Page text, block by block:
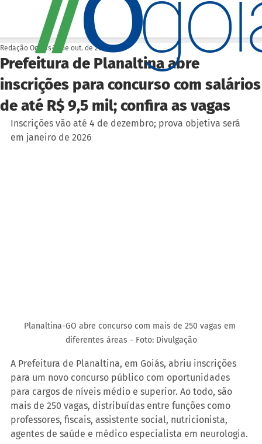
Prefeitura de Planaltina abre
inscrições para concurso com salários
de até R$ 9,5 mil; confira as vagas
Redação Ogoiás 27 de out. de 2025
Inscrições vão até 4 de dezembro; prova objetiva será
em janeiro de 2026
Planaltina-GO abre concurso com mais de 250 vagas em
diferentes áreas - Foto: Divulgação
A Prefeitura de Planaltina, em Goiás, abriu inscrições
para um novo concurso público com oportunidades
para cargos de níveis médio e superior. Ao todo, são
mais de 250 vagas, distribuídas entre funções como
professores, fiscais, assistente social, nutricionista,
agentes de saúde e médico especialista em neurologia.